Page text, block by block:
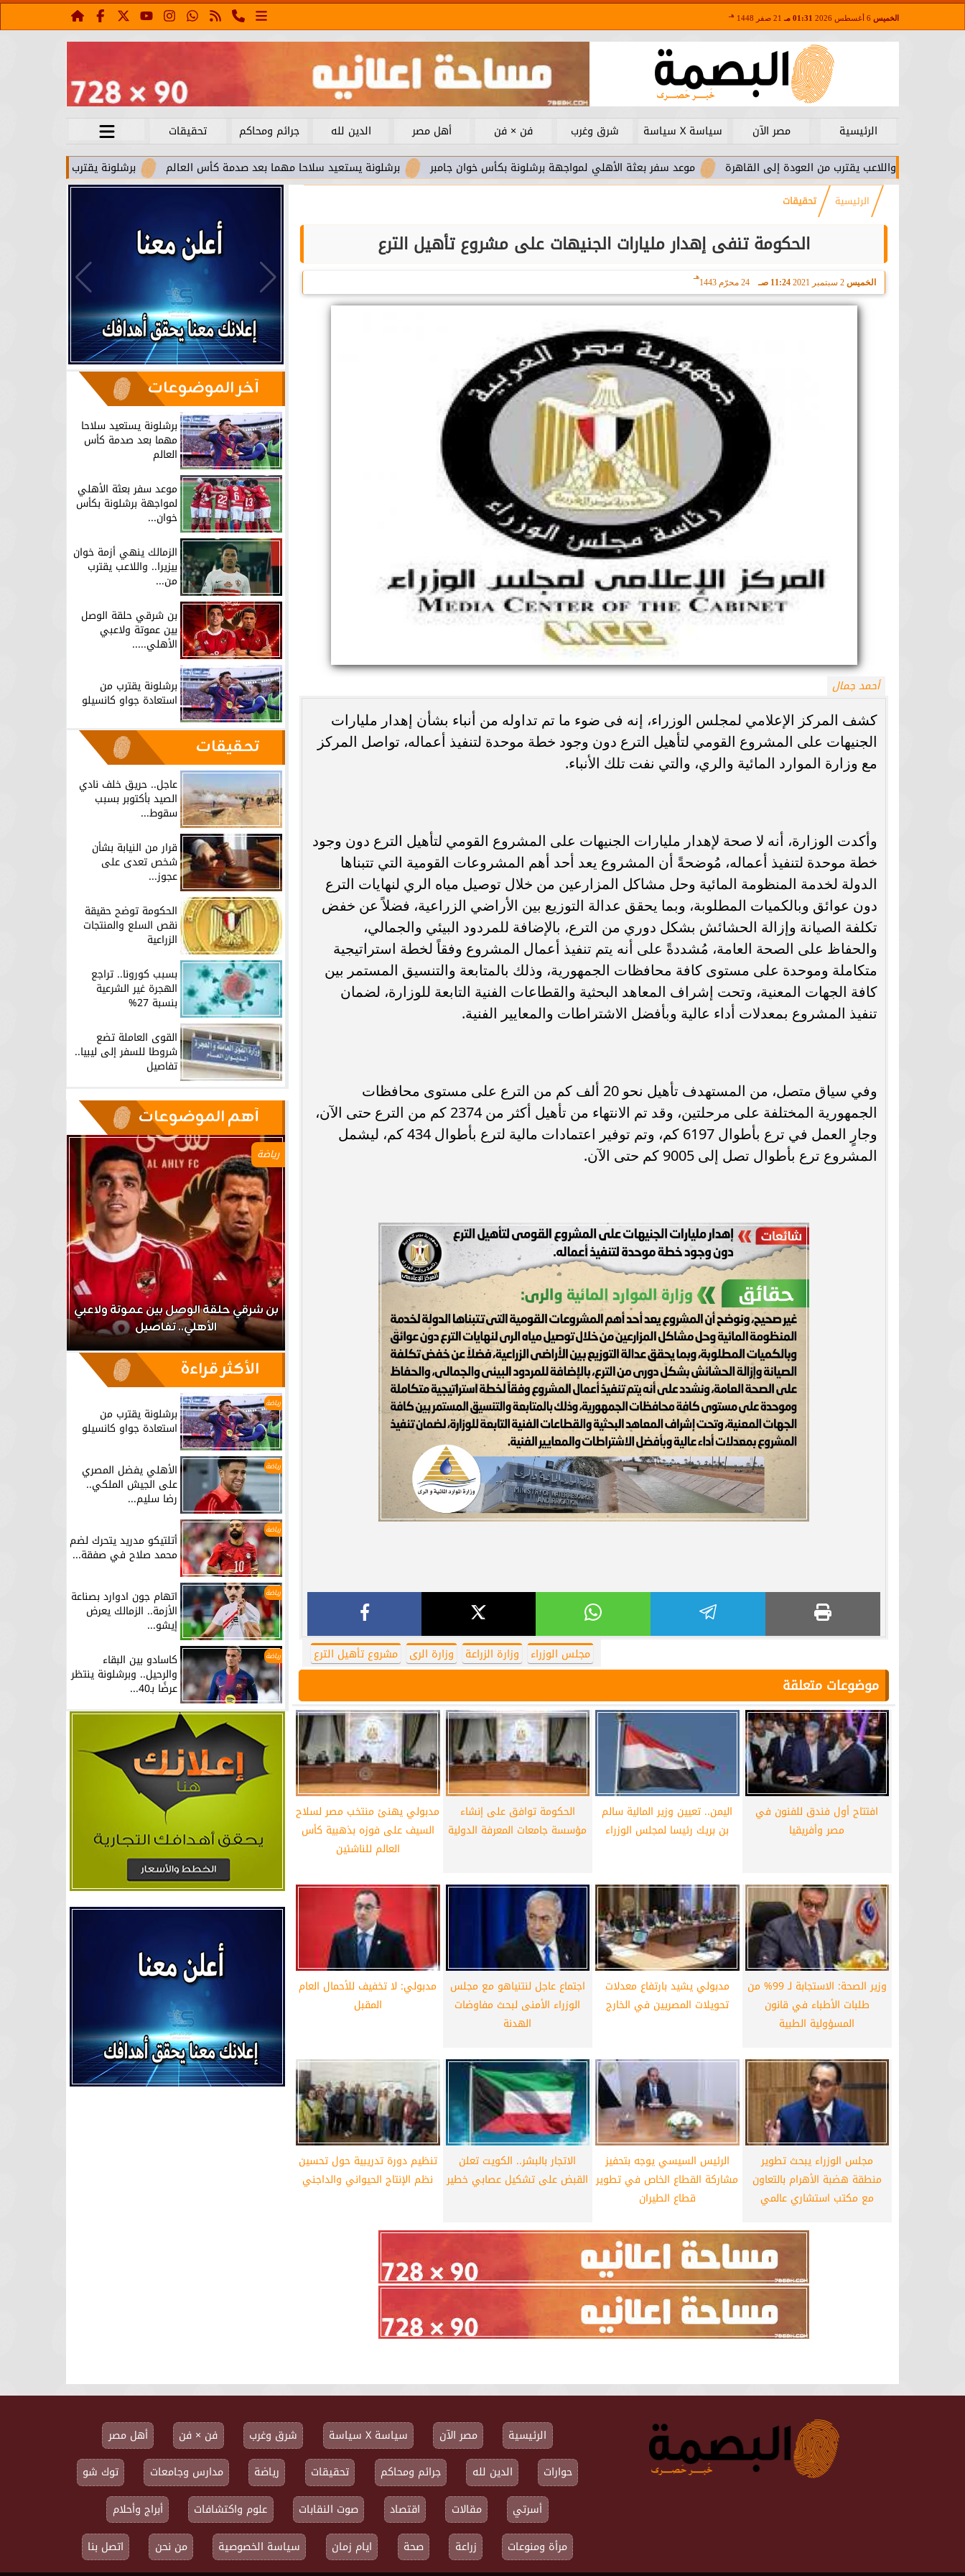
الخميس 01:31 مـ 21 صفر 1448 هـ
الرئيسية مصر الآن سياسة X سياسة شرق وغرب فن × فن أهل مصر الدين لله جرائم ومحاكم
تحقيقات
برشلونة يقترب من استعادة جواو كانسيلو
برشلونة يستعيد سلاحا مهما بعد صدمة كأس العالم موعد سفر بعثة الأهلي لمواجهة برشلونة بكأس خوان جامبر واللاعب يقترب من العودة إلى القاهرة
الرئيسية تحقيقات
الحكومة تنفى إهدار مليارات الجنيهات على مشروع تأهيل الترع
الخميس 2 سبتمبر 2021 11:24 صـ 24 محرّم 1443
هـ
أحمد جمال
كشف المركز الإعلامي لمجلس الوزراء، إنه فى ضوء ما تم تداوله من أنباء بشأن إهدار مليارات
الجنيهات على المشروع القومي لتأهيل الترع دون وجود خطة موحدة لتنفيذ أعماله، تواصل المركز
مع وزارة الموارد المائية والري، والتي نفت تلك الأنباء.
وأكدت الوزارة، أنه لا صحة لإهدار مليارات الجنيهات على المشروع القومي لتأهيل الترع دون وجود
خطة موحدة لتنفيذ أعماله، مُوضحةً أن المشروع يعد أحد أهم المشروعات القومية التي تتبناها
الدولة لخدمة المنظومة المائية وحل مشاكل المزارعين من خلال توصيل مياه الري لنهايات الترع
دون عوائق وبالكميات المطلوبة، وبما يحقق عدالة التوزيع بين الأراضي الزراعية، فضلاً عن خفض
تكلفة الصيانة وإزالة الحشائش بشكل دوري من الترع، بالإضافة للمردود البيئي والجمالي،
والحفاظ على الصحة العامة، مُشددةً على أنه يتم تنفيذ أعمال المشروع وفقاً لخطة استراتيجية
متكاملة وموحدة على مستوى كافة محافظات الجمهورية، وذلك بالمتابعة والتنسيق المستمر بين
كافة الجهات المعنية، وتحت إشراف المعاهد البحثية والقطاعات الفنية التابعة للوزارة، لضمان
تنفيذ المشروع بمعدلات أداء عالية وبأفضل الاشتراطات والمعايير الفنية.
وفي سياق متصل، من المستهدف تأهيل نحو 20 ألف كم من الترع على مستوى محافظات
الجمهورية المختلفة على مرحلتين، وقد تم الانتهاء من تأهيل أكثر من 2374 كم من الترع حتى الآن،
وجارٍ العمل في ترع بأطوال 6197 كم، وتم توفير اعتمادات مالية لترع بأطوال 434 كم، ليشمل
المشروع ترع بأطوال تصل إلى 9005 كم حتى الآن.
مجلس الوزراء وزارة الزراعة وزارة الرى مشروع تأهيل الترع
موضوعات متعلقة
افتتاح أول فندق للفنون في
مصر وأفريقيا
اليمن.. تعيين وزير المالية سالم
بن بريك رئيسا لمجلس الوزراء
الحكومة توافق على إنشاء
مؤسسة جامعات المعرفة الدولية
مدبولي يهنئ منتخب مصر لسلاح
السيف على فوزه بذهبية كأس
العالم للناشئين
وزير الصحة: الاستجابة لـ 99% من
طلبات الأطباء في قانون
المسؤولية الطبية
مدبولي يشيد بارتفاع معدلات
تحويلات المصريين في الخارج
اجتماع عاجل لنتنياهو مع مجلس
الوزراء الأمنى لبحث مفاوضات
الهدنة
مدبولي: لا تخفيف للأحمال العام
المقبل
مجلس الوزراء يبحث تطوير
منطقة هضبة الأهرام بالتعاون
مع مكتب استشاري عالمي
الرئيس السيسي يوجه بتحفيز
مشاركة القطاع الخاص في تطوير
قطاع الطيران
الاتجار بالبشر.. الكويت تعلن
القبض على تشكيل عصابي خطير
تنظيم دورة تدريبية حول تحسين
نظم الإنتاج الحيواني والداجني
آخر الموضوعات
برشلونة يستعيد سلاحا
مهما بعد صدمة كأس
العالم
موعد سفر بعثة الأهلي
لمواجهة برشلونة بكأس
خوان...
الزمالك ينهي أزمة خوان
بيزيرا.. واللاعب يقترب
من...
بن شرقي حلقة الوصل
بين عموتة ولاعبي
الأهلي.....
برشلونة يقترب من
استعادة جواو كانسيلو
تحقيقات
عاجل.. حريق خلف نادي
الصيد بأكتوبر بسبب
سقوط...
قرار من النيابة بشأن
شخص تعدى على
عجوز...
الحكومة توضح حقيقة
نقص السلع والمنتجات
الزراعية
بسبب كورونا.. تراجع
الهجرة غير الشرعية
بنسبة 27%
القوى العاملة تضع
شروطا للسفر إلى ليبيا..
تفاصيل
آهم الموضوعات
برشلونة يستعيد سلاحا مهما بعد صدمة
موعد سفر بعثة الأهلي لمواجهة برشلونة
بكأس خوان جامبر
الزمالك ينهي أزمة خوان بيزيرا.. واللاعب
يقترب من العودة إلى القاهرة
رياضة
بن شرقي حلقة الوصل بين عموتة ولاعبي
الأهلي.. تفاصيل
الأكثر قراءة
رياضة
برشلونة يقترب من
استعادة جواو كانسيلو
رياضة الأهلي يفضل المصري
على الجيش الملكي..
رضا سليم...
رياضة
أتلتيكو مدريد يتحرك لضم
محمد صلاح في صفقة...
رياضة اتهام جون ادوارد بصناعة
الأزمة.. الزمالك يعرض
إيشو...
رياضة كاسادو بين البقاء
والرحيل.. وبرشلونة ينتظر
عرضًا بـ40...
الرئيسية مصر الآن سياسة X سياسة شرق وغرب فن × فن
أهل مصر
حوارات
الدين لله جرائم ومحاكم تحقيقات رياضة مدارس وجامعات
توك شو
أسرتي
مقالات اقتصاد صوت النقابات علوم واكتشافات
أبراج وأحلام
مرأة ومنوعات
زراعة صحة ايام زمان سياسة الخصوصية من نحن اتصل بنا